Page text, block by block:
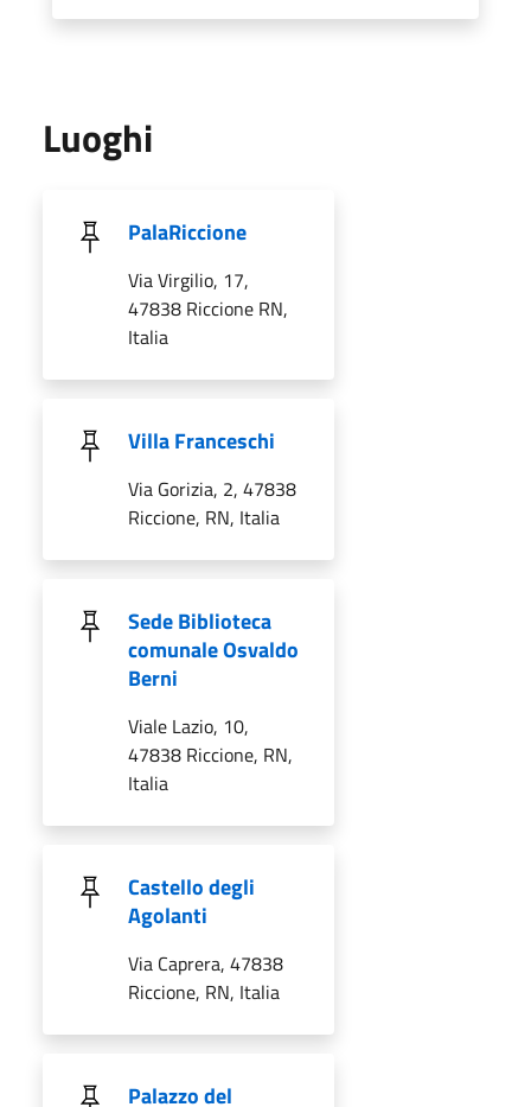
Luoghi
PalaRiccione
Via Virgilio, 17,
47838 Riccione RN,
Italia
Villa Franceschi
Via Gorizia, 2, 47838
Riccione, RN, Italia
Sede Biblioteca
comunale Osvaldo
Berni
Viale Lazio, 10,
47838 Riccione, RN,
Italia
Castello degli
Agolanti
Via Caprera, 47838
Riccione, RN, Italia
Palazzo del